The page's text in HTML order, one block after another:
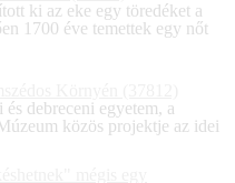
ki az eke egy töredéket a
1700 éve temettek egy nőt
debreceni egyetem, a
közös projektje az idei